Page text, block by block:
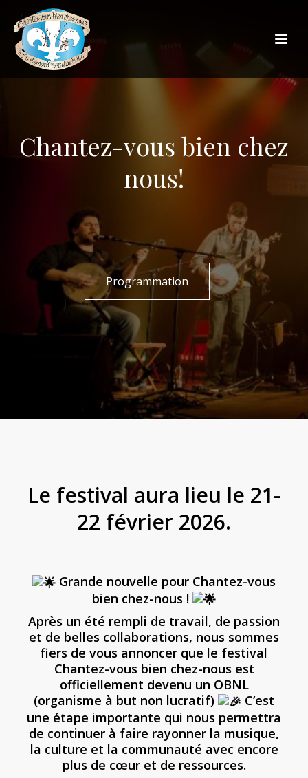
Chantez-vous bien chez
nous!
Programmation
Le festival aura lieu le 21-
22 février 2026.
Grande nouvelle pour Chantez-vous
bien chez-nous !
Après un été rempli de travail, de passion
et de belles collaborations, nous sommes
fiers de vous annoncer que le festival
Chantez-vous bien chez-nous est
officiellement devenu un OBNL
(organisme à but non lucratif)
C’est
une étape importante qui nous permettra
de continuer à faire rayonner la musique,
la culture et la communauté avec encore
plus de cœur et de ressources.